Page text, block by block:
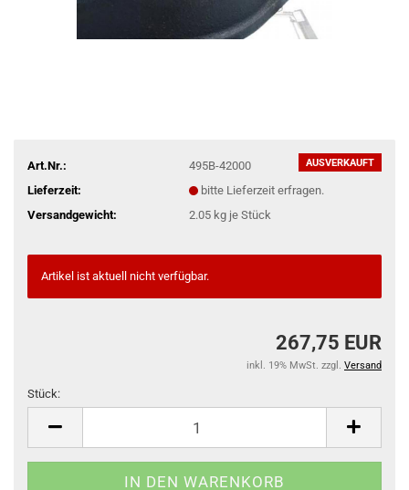
AUSVERKAUFT
Art.Nr.:
495B-42000
Lieferzeit:
bitte Lieferzeit erfragen.
Versandgewicht:
2.05kg je Stück
Artikel ist aktuell nicht verfügbar.
267,75 EUR
inkl. 19% MwSt. zzgl. Versand
Stück: